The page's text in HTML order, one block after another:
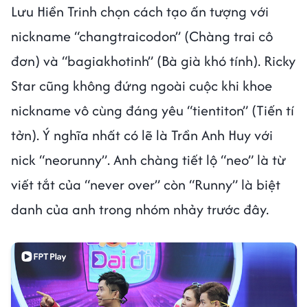
Lưu Hiền Trinh chọn cách tạo ấn tượng với
nickname “changtraicodon” (Chàng trai cô
đơn) và “bagiakhotinh” (Bà già khó tính). Ricky
Star cũng không đứng ngoài cuộc khi khoe
nickname vô cùng đáng yêu “tientiton” (Tiến tí
tởn). Ý nghĩa nhất có lẽ là Trần Anh Huy với
nick “neorunny”. Anh chàng tiết lộ “neo” là từ
viết tắt của “never over” còn “Runny” là biệt
danh của anh trong nhóm nhảy trước đây.